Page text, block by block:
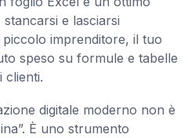
e lasciarsi
imprenditore, il tuo
speso su formule e tabelle
clienti.
digitale moderno non è
È uno strumento